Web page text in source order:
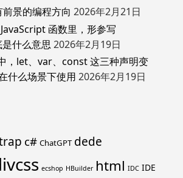
景的编程方向 2026年2月21日
函数里，形参写
什么意思 2026年2月19日
，let、var、const 这三种声明变
什么场景下使用 2026年2月19日
c# ChatGPT dede
ecshop HBuilder html IDC IDE